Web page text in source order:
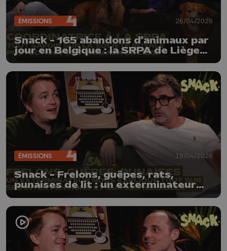
ÉMISSIONS 26/04/2026
Snack - 165 abandons d'animaux par
jour en Belgique : la SRPA de Liège
nous explique la réalité des refuges
ÉMISSIONS 19/04/2026
Snack - Frelons, guêpes, rats,
punaises de lit : un exterminateur
débarrasser !